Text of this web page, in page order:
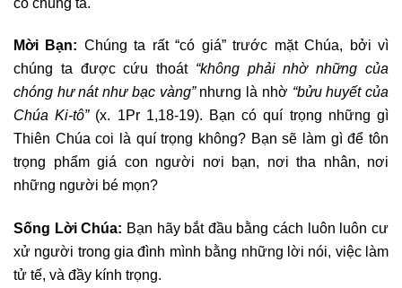
có chúng ta.
Mời Bạn: Chúng ta rất “có giá” trước mặt Chúa, bởi vì
chúng ta được cứu thoát “không phải nhờ những của
chóng hư nát như bạc vàng”nhưng là nhờ “bửu huyết của
Chúa Ki-tô”(x. 1Pr 1,18-19). Bạn có quí trọng những gì
Thiên Chúa coi là quí trọng không? Bạn sẽ làm gì để tôn
trọng phẩm giá con người nơi bạn, nơi tha nhân, nơi
những người bé mọn?
Sống Lời Chúa: Bạn hãy bắt đầu bằng cách luôn luôn cư
xử người trong gia đình mình bằng những lời nói, việc làm
tử tế, và đầy kính trọng.